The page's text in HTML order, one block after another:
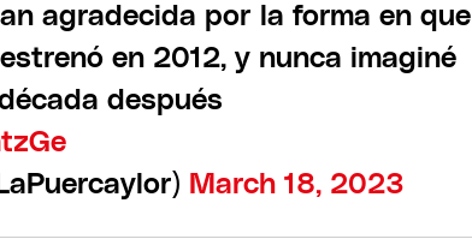
agradecida por la forma en que
en 2012, y nunca imaginé
después
March 18, 2023